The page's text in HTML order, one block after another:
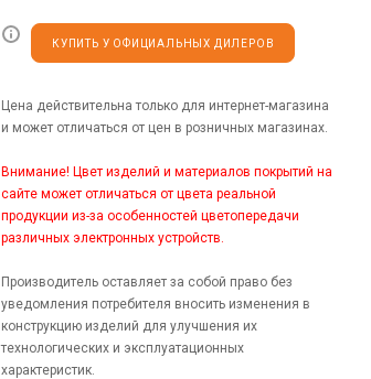
КУПИТЬ У ОФИЦИАЛЬНЫХ ДИЛЕРОВ
Цена действительна только для интернет-магазина
и может отличаться от цен в розничных магазинах.
Внимание! Цвет изделий и материалов покрытий на
сайте может отличаться от цвета реальной
продукции из-за особенностей цветопередачи
различных электронных устройств.
Производитель оставляет за собой право без
уведомления потребителя вносить изменения в
конструкцию изделий для улучшения их
технологических и эксплуатационных
характеристик.